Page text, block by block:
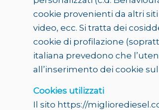
cookie provenienti da altri
video, ecc. Si tratta dei
cookie di profilazione
italiana prevedono che
all’inserimento dei cookie
Cookies utilizzati
Il sito https://